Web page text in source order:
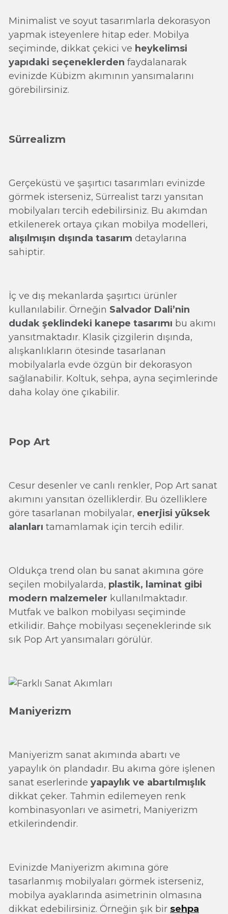
Minimalist ve soyut tasarımlarla dekorasyon
yapmak isteyenlere hitap eder. Mobilya
seçiminde, dikkat çekici ve heykelimsi
yapıdaki seçeneklerden faydalanarak
evinizde Kübizm akımının yansımalarını
görebilirsiniz.
Sürrealizm
Gerçeküstü ve şaşırtıcı tasarımları evinizde
görmek isterseniz, Sürrealist tarzı yansıtan
mobilyaları tercih edebilirsiniz. Bu akımdan
etkilenerek ortaya çıkan mobilya modelleri,
alışılmışın dışında tasarım detaylarına
sahiptir.
İç ve dış mekanlarda şaşırtıcı ürünler
kullanılabilir. Örneğin Salvador Dali’nin
dudak şeklindeki kanepe tasarımı bu akımı
yansıtmaktadır. Klasik çizgilerin dışında,
alışkanlıkların ötesinde tasarlanan
mobilyalarla evde özgün bir dekorasyon
sağlanabilir. Koltuk, sehpa, ayna seçimlerinde
daha kolay öne çıkabilir.
Pop Art
Cesur desenler ve canlı renkler, Pop Art sanat
akımını yansıtan özelliklerdir. Bu özelliklere
göre tasarlanan mobilyalar, enerjisi yüksek
alanları tamamlamak için tercih edilir.
Oldukça trend olan bu sanat akımına göre
seçilen mobilyalarda, plastik, laminat gibi
modern malzemeler kullanılmaktadır.
Mutfak ve balkon mobilyası seçiminde
etkilidir. Bahçe mobilyası seçeneklerinde sık
sık Pop Art yansımaları görülür.
Maniyerizm
Maniyerizm sanat akımında abartı ve
yapaylık ön plandadır. Bu akıma göre işlenen
sanat eserlerinde yapaylık ve abartılmışlık
dikkat çeker. Tahmin edilemeyen renk
kombinasyonları ve asimetri, Maniyerizm
etkilerindendir.
Evinizde Maniyerizm akımına göre
tasarlanmış mobilyaları görmek isterseniz,
mobilya ayaklarında asimetrinin olmasına
dikkat edebilirsiniz. Örneğin şık bir sehpa